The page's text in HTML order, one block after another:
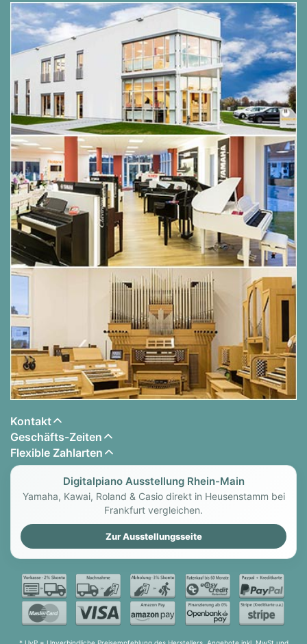
Kontakt
Geschäfts-Zeiten
Flexible Zahlarten
Digitalpiano Ausstellung Rhein-Main
Yamaha, Kawai, Roland & Casio direkt in Heusenstamm bei
Frankfurt vergleichen.
Zur Ausstellungsseite